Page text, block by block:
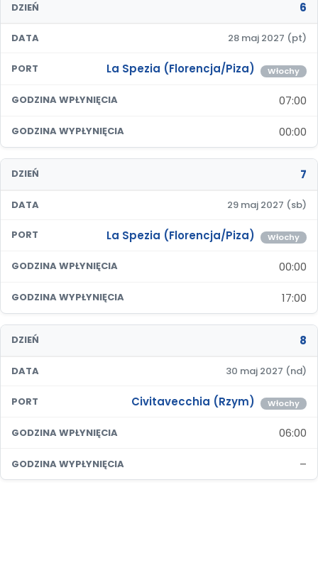
DZIEŃ 6
DATA 28 maj 2027 (pt)
PORT La Spezia (Florencja/Piza) Włochy
GODZINA WPŁYNIĘCIA 07:00
GODZINA WYPŁYNIĘCIA 00:00
DZIEŃ 7
DATA 29 maj 2027 (sb)
PORT La Spezia (Florencja/Piza) Włochy
GODZINA WPŁYNIĘCIA 00:00
GODZINA WYPŁYNIĘCIA 17:00
DZIEŃ 8
DATA 30 maj 2027 (nd)
PORT Civitavecchia (Rzym) Włochy
GODZINA WPŁYNIĘCIA 06:00
GODZINA WYPŁYNIĘCIA –